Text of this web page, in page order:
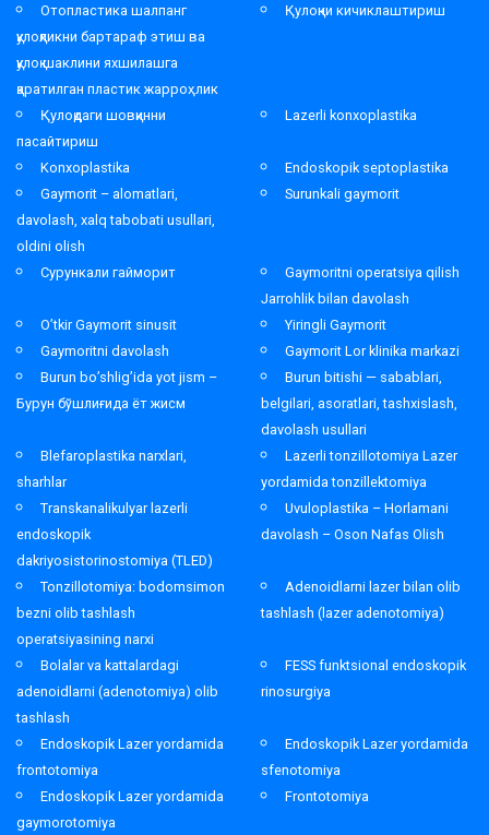
Отопластика шалпанг
қулоқликни бартараф этиш ва
қулоқ шаклини яхшилашга
қаратилган пластик жарроҳлик
Қулоқни кичиклаштириш
Қулоқдаги шовқинни
пасайтириш
Lazerli konxoplastika
Konxoplastika
Endoskopik septoplastika
Gaymorit – alomatlari,
davolash, xalq tabobati usullari,
oldini olish
Surunkali gaymorit
Сурункали гайморит
Gaymoritni operatsiya qilish
Jarrohlik bilan davolash
O’tkir Gaymorit sinusit
Yiringli Gaymorit
Gaymoritni davolash
Gaymorit Lor klinika markazi
Burun bo’shlig’ida yot jism –
Бурун бўшлиғида ёт жисм
Burun bitishi — sabablari,
belgilari, asoratlari, tashxislash,
davolash usullari
Blefaroplastika narxlari,
sharhlar
Lazerli tonzillotomiya Lazer
yordamida tonzillektomiya
Transkanalikulyar lazerli
endoskopik
dakriyosistorinostomiya (TLED)
Uvuloplastika – Horlamani
davolash – Oson Nafas Olish
Tonzillotomiya: bodomsimon
bezni olib tashlash
operatsiyasining narxi
Adenoidlarni lazer bilan olib
tashlash (lazer adenotomiya)
Bolalar va kattalardagi
adenoidlarni (adenotomiya) olib
tashlash
FESS funktsional endoskopik
rinosurgiya
Endoskopik Lazer yordamida
frontotomiya
Endoskopik Lazer yordamida
sfenotomiya
Endoskopik Lazer yordamida
gaymorotomiya
Frontotomiya